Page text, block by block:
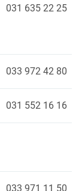
031 635 22 25
033 972 42 80
031 552 16 16
033 971 11 50